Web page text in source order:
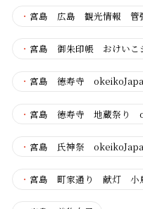
・ 宮島 広島 観光情報 管
・ 宮島 御朱印帳 おけいこ
・ 宮島 徳寿寺
・ 宮島 徳寿寺 地蔵祭り
・ 宮島 氏神祭
・ 宮島 町家通り 献灯 小